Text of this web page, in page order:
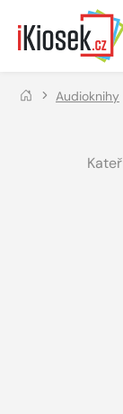
Přejít na hlavní
Audioknihy